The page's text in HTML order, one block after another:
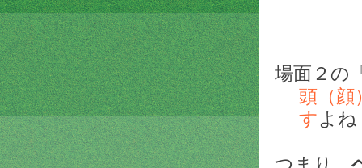
場面２の
頭（顔
すよね